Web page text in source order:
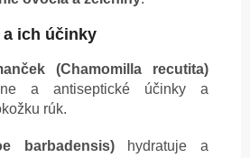
ich účinky
(Chamomilla recutita)
a antiseptické účinky a
rúk.
barbadensis)hydratuje a